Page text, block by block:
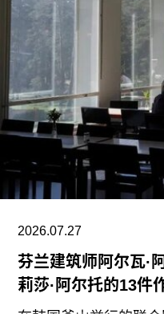
访时表示：“芝加哥
我们也非常感谢保洁
们决定将保洁服务转
持博物馆的日常运营
向现有保洁员工提供
代表馆内工会的谈判
申诉，认为馆方在最
未按合同规定提前通
为。
2026.07.27
芬兰建筑师阿尔瓦·
莉莎·阿尔托的13件